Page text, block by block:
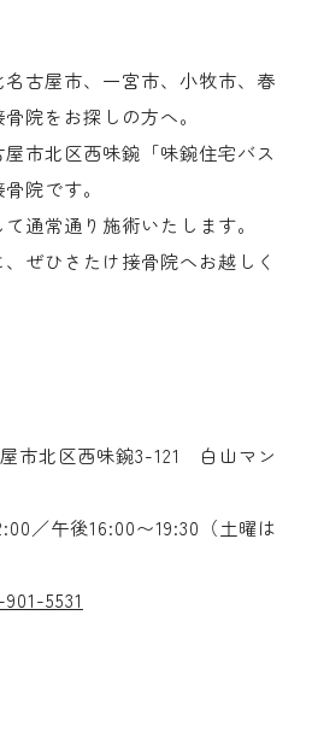
古屋市、一宮市、小牧市、春
院をお探しの方へ。
市北区西味鋺「味鋺住宅バス
院です。
通常通り施術いたします。
ぜひさたけ接骨院へお越しく
市北区西味鋺3-121 白山マン
／午後16:00〜19:30（土曜は
5531